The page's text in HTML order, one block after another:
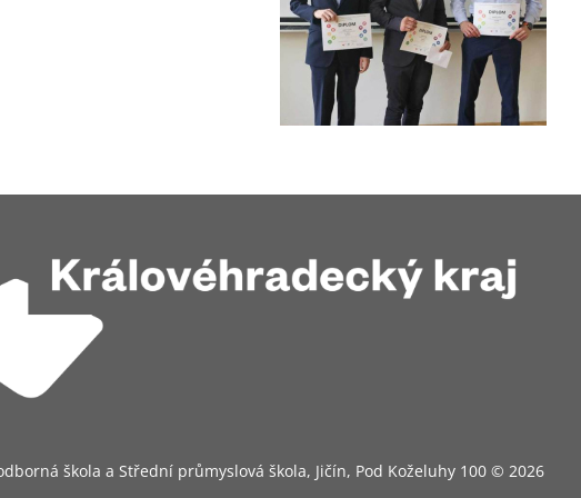
škola a Střední průmyslová škola, Jičín, Pod Koželuhy 100 © 2026